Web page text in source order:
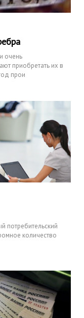
очень
приобретать их в
прои
потребительский
количество